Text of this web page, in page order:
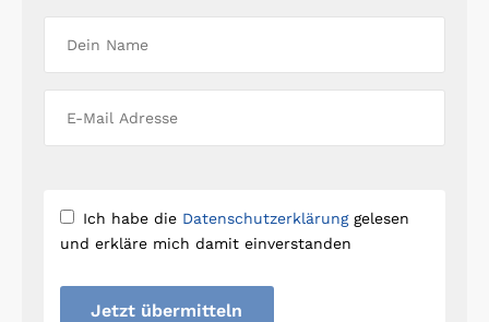
Ich habe die Datenschutzerklärunggelesen
und erkläre mich damit einverstanden
Jetzt übermitteln